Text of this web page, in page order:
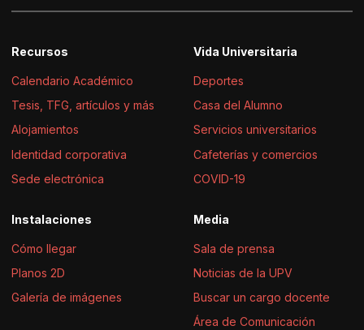
Recursos
Calendario Académico
Tesis, TFG, artículos y más
Alojamientos
Identidad corporativa
Sede electrónica
Vida Universitaria
Deportes
Casa del Alumno
Servicios universitarios
Cafeterías y comercios
COVID-19
Instalaciones
Cómo llegar
Planos 2D
Galería de imágenes
Media
Sala de prensa
Noticias de la UPV
Buscar un cargo docente
Área de Comunicación